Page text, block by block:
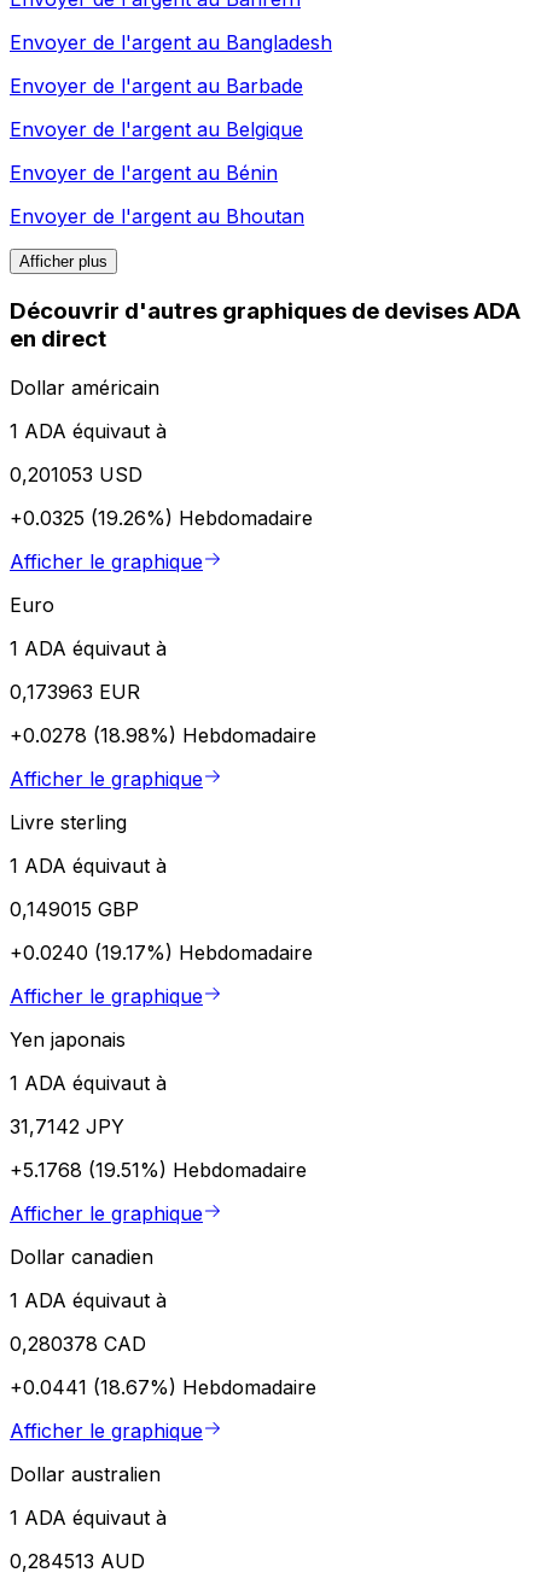
Envoyer de l'argent au Bangladesh
Envoyer de l'argent au Barbade
Envoyer de l'argent au Belgique
Envoyer de l'argent au Bénin
Envoyer de l'argent au Bhoutan
Afficher plus
Découvrir d'autres graphiques de devises ADA
en direct
Dollar américain
1 ADA équivaut à
0,201053 USD
+0.0325 (19.26%) Hebdomadaire
Afficher le graphique
Euro
1 ADA équivaut à
0,173963 EUR
+0.0278 (18.98%) Hebdomadaire
Afficher le graphique
Livre sterling
1 ADA équivaut à
0,149015 GBP
+0.0240 (19.17%) Hebdomadaire
Afficher le graphique
Yen japonais
1 ADA équivaut à
31,7142 JPY
+5.1768 (19.51%) Hebdomadaire
Afficher le graphique
Dollar canadien
1 ADA équivaut à
0,280378 CAD
+0.0441 (18.67%) Hebdomadaire
Afficher le graphique
Dollar australien
1 ADA équivaut à
0,284513 AUD